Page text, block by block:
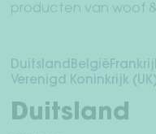
Teckelwereld
Vrienden rekruteren
producten van woof
Duitsland België
Verenigd Koninkrijk (UK)
Duitsland